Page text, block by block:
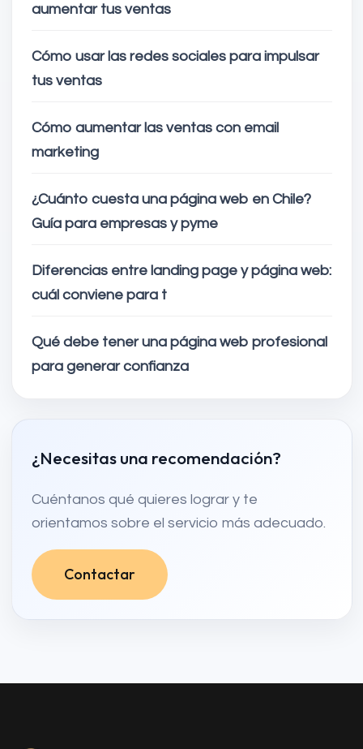
aumentar tus ventas
Cómo usar las redes sociales para impulsar
tus ventas
Cómo aumentar las ventas con email
marketing
¿Cuánto cuesta una página web en Chile?
Guía para empresas y pyme
Diferencias entre landing page y página web:
cuál conviene para t
Qué debe tener una página web profesional
para generar confianza
¿Necesitas una recomendación?
Cuéntanos qué quieres lograr y te
orientamos sobre el servicio más adecuado.
Contactar